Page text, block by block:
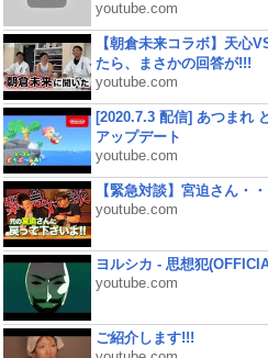
youtube.com
【朝倉未来コラボ】天心
たら、まさかの回答が!!!
youtube.com
[2020.7.3 配信] あつまれ
アップデート
youtube.com
【緊急対談】宮迫さん・
youtube.com
ヨルシカ - 思想犯
youtube.com
ご紹介します!!!